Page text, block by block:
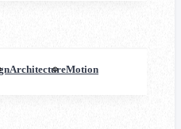
ArchitectureMotion